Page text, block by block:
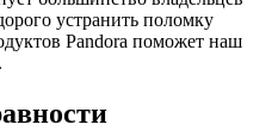
устранить поломку
Pandora поможет наш